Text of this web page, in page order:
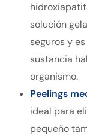
solución
seguros y
sustancia
organismo.
Peelings
ideal para
pequeño